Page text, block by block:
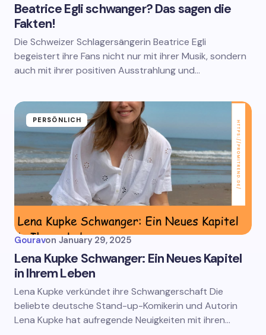
Beatrice Egli schwanger? Das sagen die
Fakten!
Die Schweizer Schlagersängerin Beatrice Egli
begeistert ihre Fans nicht nur mit ihrer Musik, sondern
auch mit ihrer positiven Ausstrahlung und…
PERSÖNLICH
Gouravon January 29, 2025
Lena Kupke Schwanger: Ein Neues Kapitel
in Ihrem Leben
Lena Kupke verkündet ihre Schwangerschaft Die
beliebte deutsche Stand-up-Komikerin und Autorin
Lena Kupke hat aufregende Neuigkeiten mit ihren…